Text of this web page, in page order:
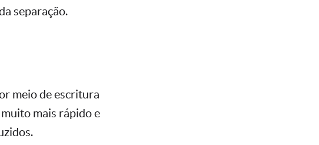
separação.
meio de escritura
mais rápido e